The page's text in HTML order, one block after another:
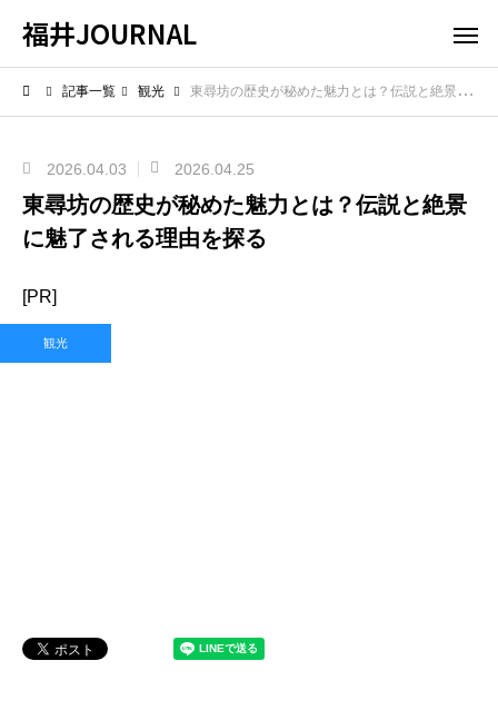
福井JOURNAL
記事一覧 観光 東尋坊の歴史が秘めた魅力とは？伝説と絶景に魅了される理由を探る
2026.04.03 2026.04.25
東尋坊の歴史が秘めた魅力とは？伝説と絶景
に魅了される理由を探る
[PR]
観光